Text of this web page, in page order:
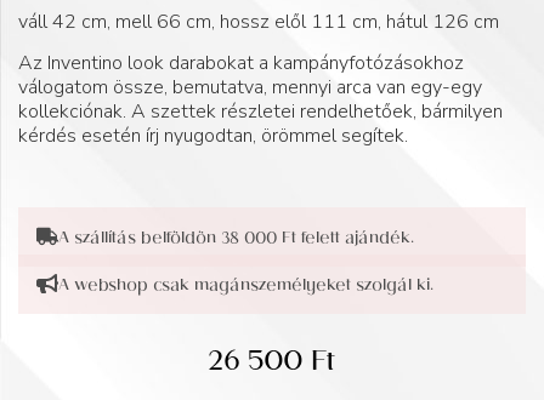
váll 42 cm, mell 66 cm, hossz elől 111 cm, hátul 126 cm
Az Inventino look darabokat a kampányfotózásokhoz
válogatom össze, bemutatva, mennyi arca van egy-egy
kollekciónak. A szettek részletei rendelhetőek, bármilyen
kérdés esetén írj nyugodtan, örömmel segítek.
A szállítás belföldön 38 000 Ft felett ajándék.
A webshop csak magánszemélyeket szolgál ki.
26 500Ft